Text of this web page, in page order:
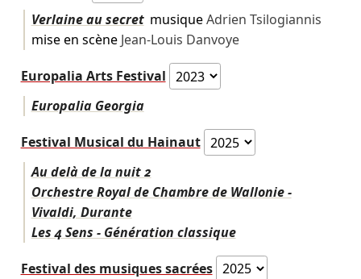
Verlaine au secretmusiqueAdrien Tsilogiannis
mise en scène Jean-Louis Danvoye
Europalia Arts Festival
Europalia Georgia
Festival Musical du Hainaut
Au delà de la nuit 2
Orchestre Royal de Chambre de Wallonie -
Vivaldi, Durante
Les 4 Sens - Génération classique
Festival des musiques sacrées